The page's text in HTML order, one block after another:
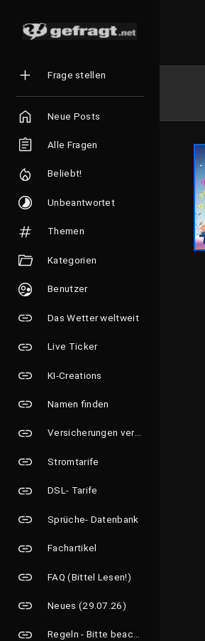
Frage stellen
Neue Posts
Alle Fragen
Beliebt!
Unbeantwortet
Themen
Kategorien
Benutzer
Das Wetter weltweit
Live Ticker
KI-Creations
Namen finden
Versicherungen vergleichen
Stromtarife
DSL- Tarife
Sprüche- Datenbank
Fachartikel
FAQ (Bittel Lesen!)
Neues (29.07.26)
Regeln - Bitte beachten!